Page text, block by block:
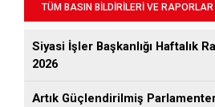
TÜM BASIN BİLDİRİLERİ VE
Siyasi İşler Başkanlığı Haftalık
2026
Artık Güçlendirilmiş